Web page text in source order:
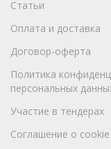
Статьи
Оплата и доставка
Договор-оферта
Политика
персональных
Участие в тендерах
Соглашение о cookie